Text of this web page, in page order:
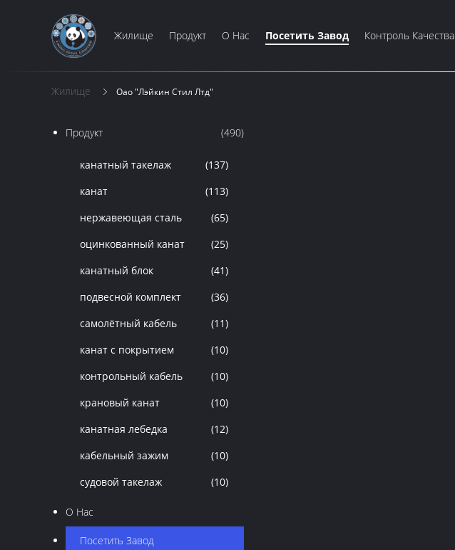
Жилище Продукт О Нас Посетить Завод Контроль Качества
Жилище Оао "лэйкин Стил Лтд"
Продукт (490)
канатный такелаж
(137)
канат
(113)
нержавеющая сталь
(65)
оцинкованный канат
(25)
канатный блок
(41)
подвесной комплект
(36)
самолётный кабель
(11)
канат с покрытием
(10)
контрольный кабель
(10)
крановый канат
(10)
канатная лебедка
(12)
кабельный зажим
(10)
судовой такелаж
(10)
О Нас
Посетить Завод